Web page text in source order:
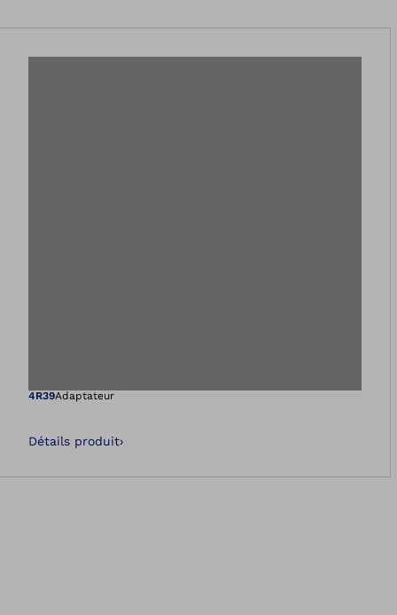
Ouvre l’image
4R39Adaptateur
Détails produit›